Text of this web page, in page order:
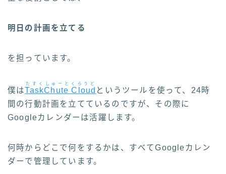
明日の計画を立てる
を担っています。
僕はTaskChute Cloud
たすくしゅーとくらうど
というツールを使って、24時
間の行動計画を立てているのですが、その際に
Googleカレンダーは活躍します。
何時からどこで何をするかは、すべてGoogleカレン
ダーで管理しています。